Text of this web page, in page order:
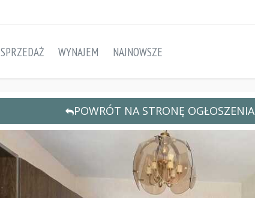
SPRZEDAŻ WYNAJEM NAJNOWSZE
POWRÓT NA STRONĘ OGŁOSZENIA